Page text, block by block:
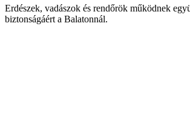
Erdészek, vadászok és rendőrök működnek
biztonságáért a Balatonnál.